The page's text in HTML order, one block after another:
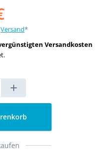
Versand*
Versandkosten